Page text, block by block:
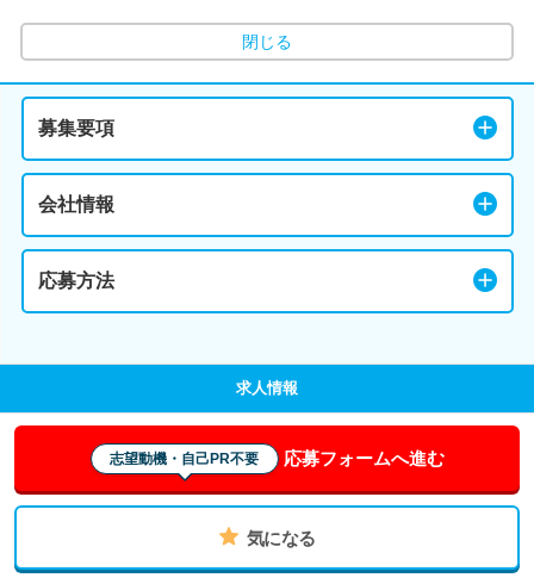
閉じる
募集要項
会社情報
応募方法
求人情報
志望動機・自己PR不要 応募フォームへ進む
気になる